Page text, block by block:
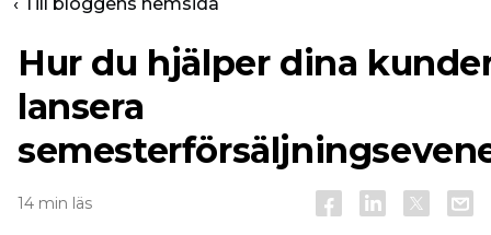
Hur du hjälper dina
lansera
14 min läs